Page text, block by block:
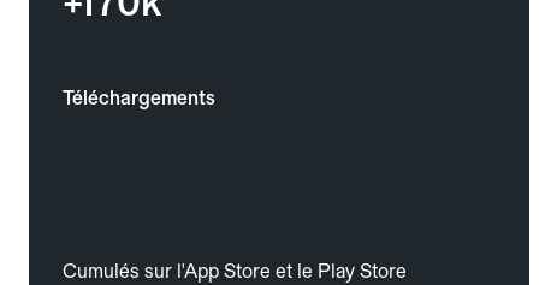
Téléchargements
Cumulés sur l'App Store et le Play Store